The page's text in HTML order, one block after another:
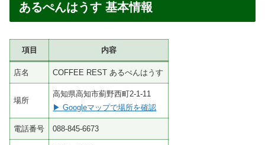
あるぺんはうす 基本情報
項目 内容
店名 COFFEE REST あるぺんはうす
場所
高知県高知市薊野西町2-1-11
▶ Googleマップで場所を確認
電話番号 088-845-6673